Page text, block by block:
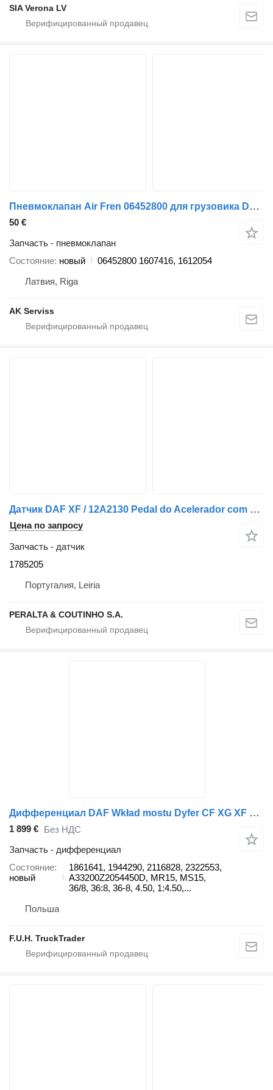
SIA Verona LV
Пневмоклапан Air Fren 06452800 для грузовика DAF 65 CF, 75 CF, 85 CF, 95 XF, CF 65, CF 75, CF 85, XF 105, XF
50 €
Запчасть - пневмоклапан
Состояние новый
06452800 1607416, 1612054
Латвия, Riga
AK Serviss
Датчик DAF XF / 12A2130 Pedal do Acelerador com Sensor de Posição 1785205 для грузовика
Цена по запросу
Запчасть - датчик
1785205
Португалия, Leiria
PERALTA & COUTINHO S.A.
Дифференциал DAF Wkład mostu Dyfer CF XG XF MR15 Meritor 4.50 36/8 6x4 8x4 NOWY D 1861641 для грузовика DAF Wkład mostu Dyfer DAF CF XG XF MR15 Meritor 4.50 36/8 6x4 8x4 NOWY DIFF Rear Axle Head
1 899 € Без НДС
Запчасть - дифференциал
Состояние
новый
1861641, 1944290, 2116828, 2322553,
A33200Z2054450D, MR15, MS15,
36/8, 36:8, 36-8, 4.50, 1:4.50,...
Польша
F.U.H. TruckTrader